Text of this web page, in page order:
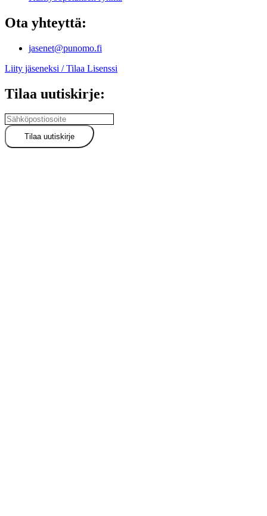
Ota yhteyttä:
jasenet@punomo.fi
Liity jäseneksi / Tilaa Lisenssi
Tilaa uutiskirje: